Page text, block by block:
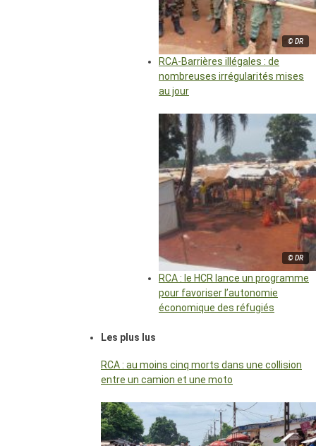
© DR
RCA-Barrières illégales : de
nombreuses irrégularités mises
au jour
© DR
RCA : le HCR lance un programme
pour favoriser l’autonomie
économique des réfugiés
Les plus lus
RCA : au moins cinq morts dans une collision
entre un camion et une moto